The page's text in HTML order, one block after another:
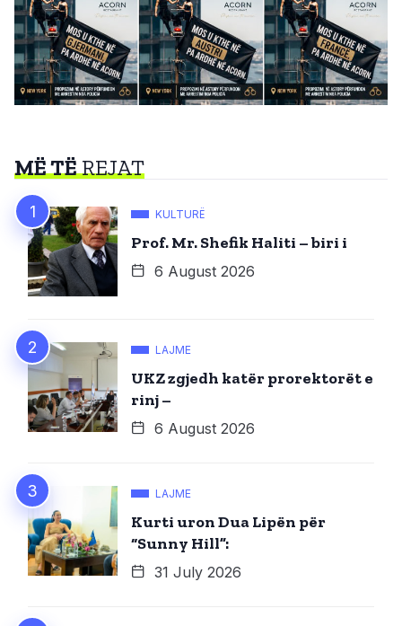
MË TËREJAT
KULTURË
Prof. Mr. Shefik Haliti – biri i
6 August 2026
LAJME
UKZ zgjedh katër prorektorët e
rinj –
6 August 2026
LAJME
Kurti uron Dua Lipën për
“Sunny Hill”:
31 July 2026